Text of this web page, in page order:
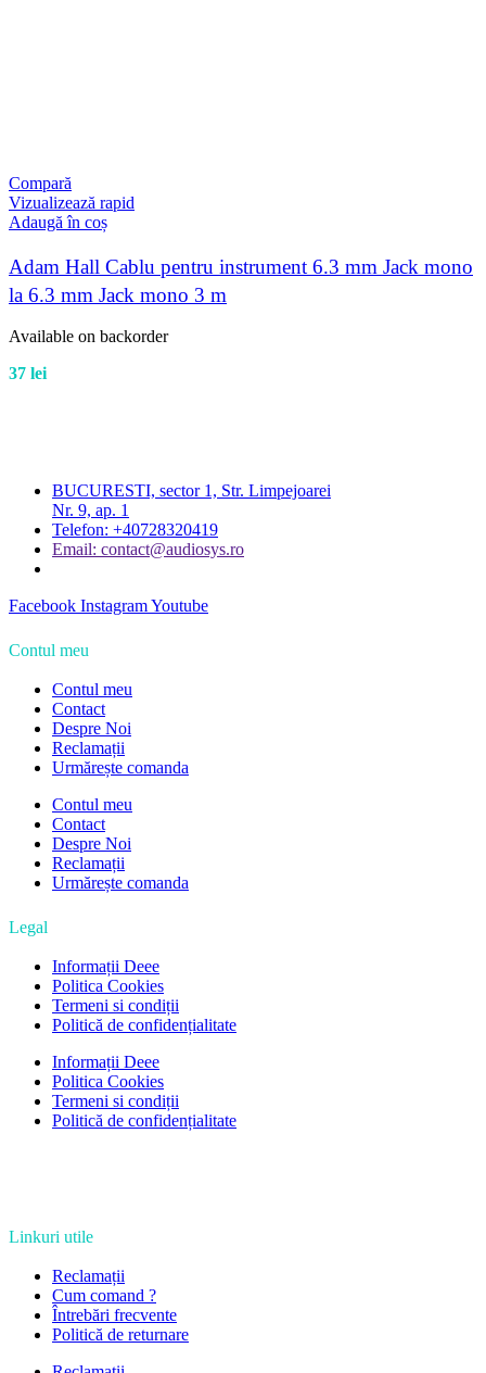
Compară
Vizualizează rapid
Adaugă în coș
Adam Hall Cablu pentru instrument 6.3 mm Jack mono
la 6.3 mm Jack mono 3 m
Available on backorder
37 lei
BUCURESTI, sector 1, Str. Limpejoarei
Nr. 9, ap. 1
Telefon: +40728320419
Email: contact@audiosys.ro
Facebook InstagramYoutube
Contul meu
Contul meu
Contact
Despre Noi
Reclamații
Urmărește comanda
Contul meu
Contact
Despre Noi
Reclamații
Urmărește comanda
Legal
Informații Deee
Politica Cookies
Termeni si condiții
Politică de confidențialitate
Informații Deee
Politica Cookies
Termeni si condiții
Politică de confidențialitate
Linkuri utile
Reclamații
Cum comand ?
Întrebări frecvente
Politică de returnare